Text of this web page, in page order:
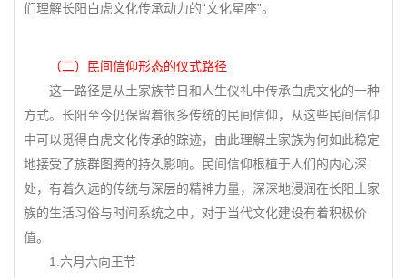
们理解长阳白虎文化传承动力的“文化星座”。
（二）民间信仰形态的仪式路径
这一路径是从土家族节日和人生仪礼中传承白虎文化的一种
方式。长阳至今仍保留着很多传统的民间信仰，从这些民间信仰
中可以觅得白虎文化传承的踪迹，由此理解土家族为何如此稳定
地接受了族群图腾的持久影响。民间信仰根植于人们的内心深
处，有着久远的传统与深层的精神力量，深深地浸润在长阳土家
族的生活习俗与时间系统之中，对于当代文化建设有着积极价
值。
1.六月六向王节